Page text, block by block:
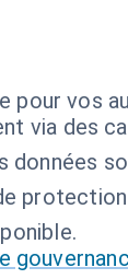
pour vos
via des
protection